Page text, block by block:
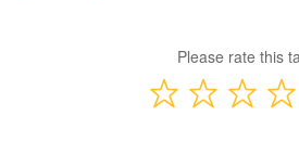
Please rate this